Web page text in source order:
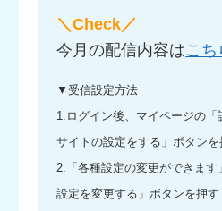
＼Check／
今月の配信内容はこち
▼受信設定方法
1.ログイン後、マイページの
サイトの設定をする」ボタンを
2.「各種設定の変更ができま
設定を変更する」ボタンを押す